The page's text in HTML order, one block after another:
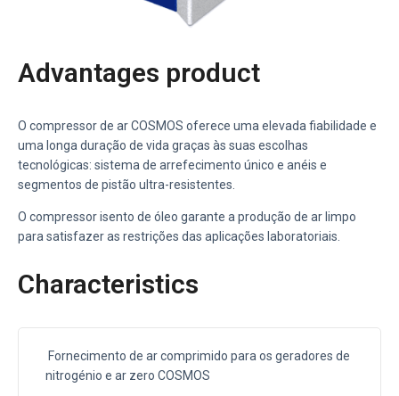
Advantages product
O compressor de ar COSMOS oferece uma elevada fiabilidade e
uma longa duração de vida graças às suas escolhas
tecnológicas: sistema de arrefecimento único e anéis e
segmentos de pistão ultra-resistentes.
O compressor isento de óleo garante a produção de ar limpo
para satisfazer as restrições das aplicações laboratoriais.
Characteristics
Fornecimento de ar comprimido para os geradores de
nitrogénio e ar zero COSMOS